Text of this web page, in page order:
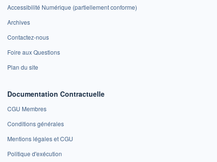
Accessibilité Numérique (partiellement conforme)
Archives
Contactez-nous
Foire aux Questions
Plan du site
Documentation Contractuelle
CGU Membres
Conditions générales
Mentions légales et CGU
Politique d'exécution